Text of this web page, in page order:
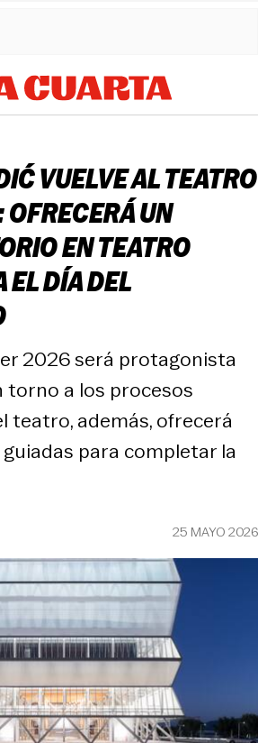
VUELVE AL TEATRO
UN
EN TEATRO
DÍA DEL
2026 será protagonista
torno a los procesos
teatro, además, ofrecerá
para completar la
25 MAYO 2026